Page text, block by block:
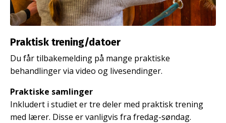
Praktisk trening/datoer
Du får tilbakemelding på mange praktiske
behandlinger via video og livesendinger.
Praktiske samlinger
Inkludert i studiet er tre deler med praktisk trening
med lærer. Disse er vanligvis fra fredag-søndag.